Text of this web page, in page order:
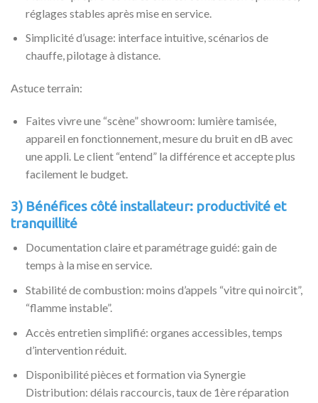
réglages stables après mise en service.
Simplicité d’usage: interface intuitive, scénarios de
chauffe, pilotage à distance.
Astuce terrain:
Faites vivre une “scène” showroom: lumière tamisée,
appareil en fonctionnement, mesure du bruit en dB avec
une appli. Le client “entend” la différence et accepte plus
facilement le budget.
3) Bénéfices côté installateur: productivité et
tranquillité
Documentation claire et paramétrage guidé: gain de
temps à la mise en service.
Stabilité de combustion: moins d’appels “vitre qui noircit”,
“flamme instable”.
Accès entretien simplifié: organes accessibles, temps
d’intervention réduit.
Disponibilité pièces et formation via Synergie
Distribution: délais raccourcis, taux de 1ère réparation